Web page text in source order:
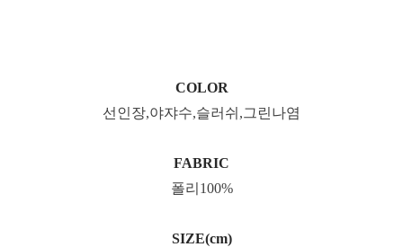
COLOR
선인장,야쟈수,슬러쉬,그린나염
FABRIC
폴리100%
SIZE(cm)